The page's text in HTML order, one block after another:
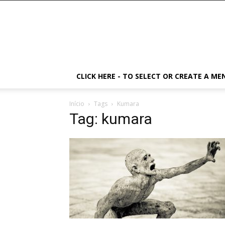
CLICK HERE - TO SELECT OR CREATE A
Início Tags Kumara
Tag: kumara